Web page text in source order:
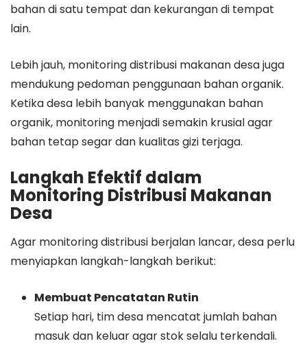
bahan di satu tempat dan kekurangan di tempat
lain.
Lebih jauh, monitoring distribusi makanan desa juga
mendukung pedoman penggunaan bahan organik.
Ketika desa lebih banyak menggunakan bahan
organik, monitoring menjadi semakin krusial agar
bahan tetap segar dan kualitas gizi terjaga.
Langkah Efektif dalam
Monitoring Distribusi Makanan
Desa
Agar monitoring distribusi berjalan lancar, desa perlu
menyiapkan langkah-langkah berikut:
Membuat Pencatatan Rutin
Setiap hari, tim desa mencatat jumlah bahan
masuk dan keluar agar stok selalu terkendali.